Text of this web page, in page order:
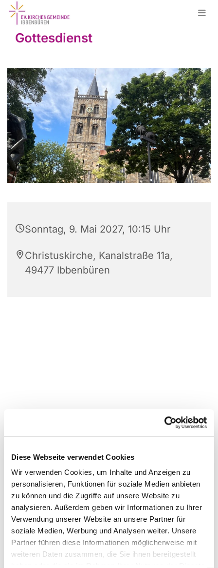
Diese Webseite verwendet Cookies
Wir verwenden Cookies, um Inhalte und Anzeigen zu
personalisieren, Funktionen für soziale Medien anbieten
zu können und die Zugriffe auf unsere Website zu
analysieren. Außerdem geben wir Informationen zu Ihrer
Verwendung unserer Website an unsere Partner für
soziale Medien, Werbung und Analysen weiter. Unsere
Partner führen diese Informationen möglicherweise mit
weiteren Daten zusammen, die Sie ihnen bereitgestellt
Gottesdienst
Sonntag, 9. Mai 2027, 10:15 Uhr
Christuskirche, Kanalstraße 11a,
49477 Ibbenbüren
Dies könnte Sie auch
interessieren